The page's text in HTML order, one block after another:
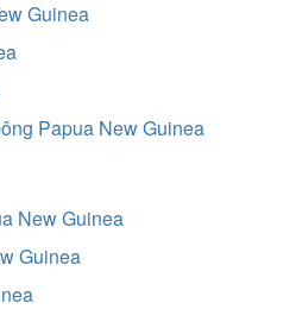
Guinea
Papua New Guinea
New Guinea
Guinea